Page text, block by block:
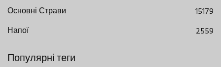
Основні Страви
15179
Напої
2559
Популярні теги